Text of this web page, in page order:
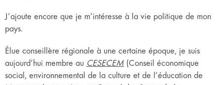
J’ajoute encore que je m’intéresse à la vie politique de mon
pays.
Élue conseillère régionale à une certaine époque, je suis
aujourd’hui membre au CESECEM (Conseil économique
social, environnemental de la culture et de l’éducation de